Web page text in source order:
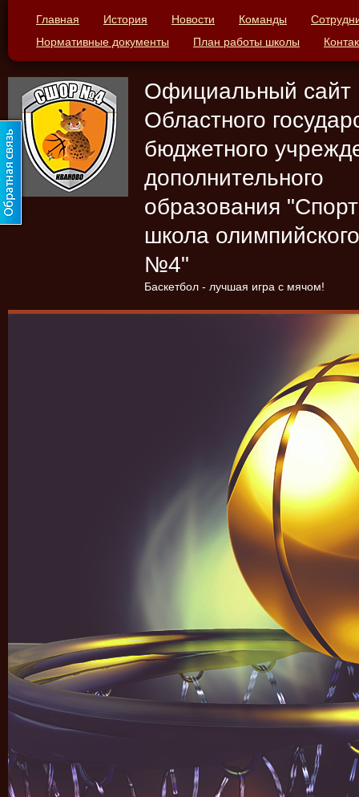
Главная История Новости Команды
Нормативные документы
План работы школы
Официальный сайт
Областного
бюджетного
дополнительного
образования
школа
№4"
Баскетбол - лучшая игра с мячом!